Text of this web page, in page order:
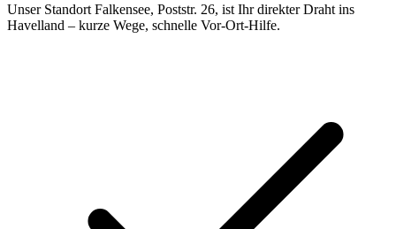
Unser Standort Falkensee, Poststr. 26, ist Ihr direkter Draht ins
Havelland – kurze Wege, schnelle Vor-Ort-Hilfe.